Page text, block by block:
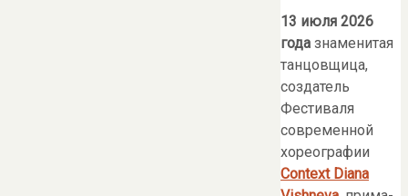
13 июля 2026
года знаменитая
танцовщица,
создатель
Фестиваля
современной
хореографии
Context Diana